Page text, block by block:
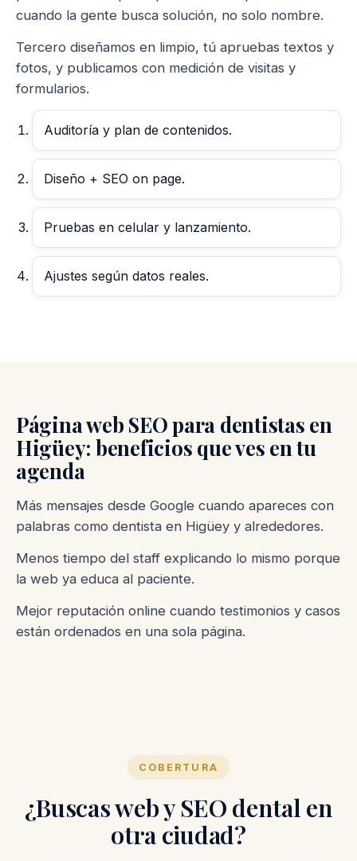
cuando la gente busca solución, no solo nombre.
Tercero diseñamos en limpio, tú apruebas textos y
fotos, y publicamos con medición de visitas y
formularios.
Auditoría y plan de contenidos.
Diseño + SEO on page.
Pruebas en celular y lanzamiento.
Ajustes según datos reales.
Página web SEO para dentistas en
Higüey: beneficios que ves en tu
agenda
Más mensajes desde Google cuando apareces con
palabras como dentista en Higüey y alrededores.
Menos tiempo del staff explicando lo mismo porque
la web ya educa al paciente.
Mejor reputación online cuando testimonios y casos
están ordenados en una sola página.
COBERTURA
¿Buscas web y SEO dental en
otra ciudad?